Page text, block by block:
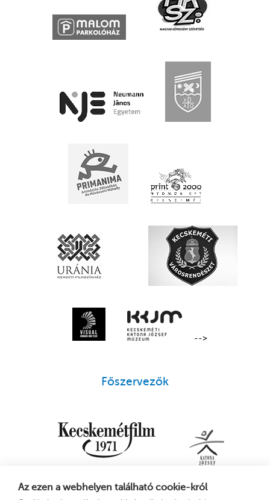
Az ezen a webhelyen található cookie-król
-->
Főszervezők